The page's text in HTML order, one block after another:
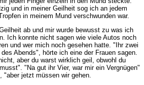
und in meiner Geilheit sog ich an jedem
in meinem Mund verschwunden war.
ab und mir wurde bewusst zu was ich
Ich konnte nicht sagen wie viele Autos noch
und wer mich noch gesehen hatte. "Ihr zwei
Abends", hörte ich eine der Frauen sagen.
aber du warst wirklich geil, obwohl du
"Na gut ihr Vier, war mir ein Vergnügen"
jetzt müssen wir gehen.